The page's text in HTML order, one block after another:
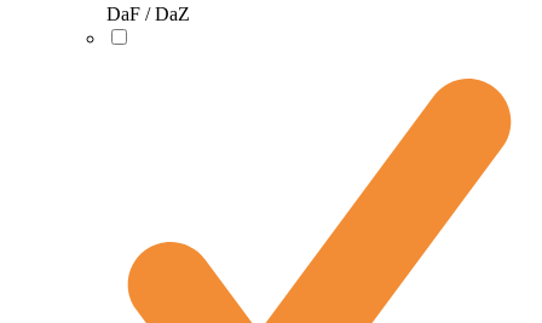
DaF / DaZ